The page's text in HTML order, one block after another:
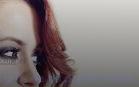
da bo prava oseba